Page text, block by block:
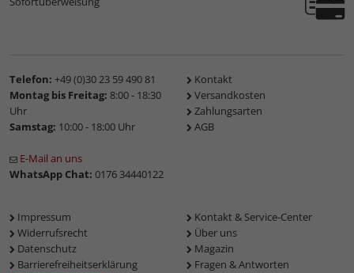
Telefon: +49 (0)30 23 59 490 81
Montag bis Freitag: 8:00 - 18:30
Uhr
Samstag: 10:00 - 18:00 Uhr
E-Mail an uns
WhatsApp Chat: 0176 34440122
Kontakt
Versandkosten
Zahlungsarten
AGB
Impressum
Widerrufsrecht
Datenschutz
Barrierefreiheitserklärung
Kontakt & Service-Center
Über uns
Magazin
Fragen & Antworten